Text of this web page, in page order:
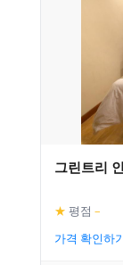
그린트리
★ 평점 –
가격 확인하